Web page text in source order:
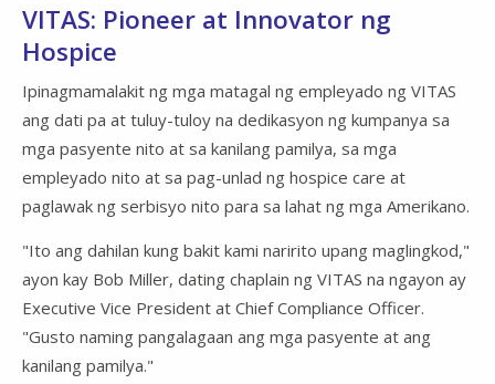
VITAS: Pioneer at Innovator ng
Hospice
Ipinagmamalakit ng mga matagal ng empleyado ng VITAS
ang dati pa at tuluy-tuloy na dedikasyon ng kumpanya sa
mga pasyente nito at sa kanilang pamilya, sa mga
empleyado nito at sa pag-unlad ng hospice care at
paglawak ng serbisyo nito para sa lahat ng mga Amerikano.
"Ito ang dahilan kung bakit kami naririto upang maglingkod,"
ayon kay Bob Miller, dating chaplain ng VITAS na ngayon ay
Executive Vice President at Chief Compliance Officer.
"Gusto naming pangalagaan ang mga pasyente at ang
kanilang pamilya."